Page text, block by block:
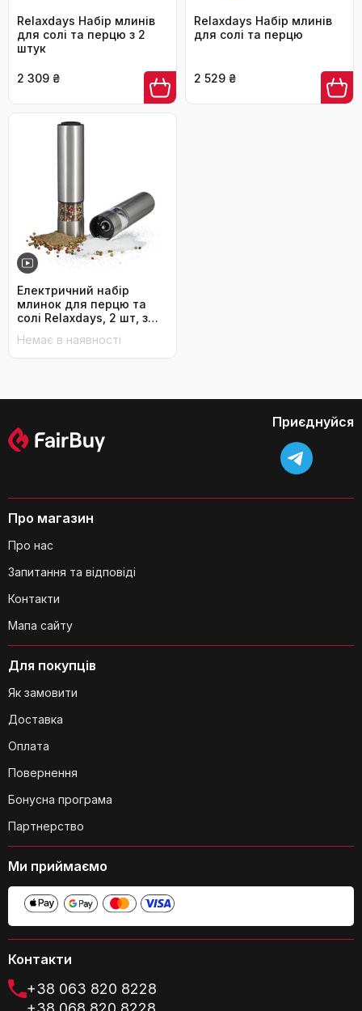
Relaxdays Набір млинів
для солі та перцю з 2
штук
2 309 ₴
Relaxdays Набір млинів
для солі та перцю
2 529 ₴
Електричний набір
млинок для перцю та
солі Relaxdays, 2 шт, з
нержавіюча сталь,
керамічний механізм, на
Немає в наявності
Контакти
+38 063 820 8228
Для покупців
Як замовити
Доставка
Оплата
Повернення
Бонусна програма
Партнерство
Про магазин
Про нас
Запитання та відповіді
Контакти
Мапа сайту
Приєднуйся
Ми приймаємо